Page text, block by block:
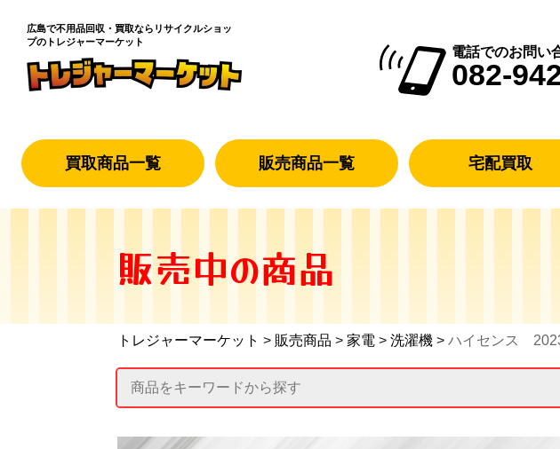
広島で不用品回収・買取なら リサイクルショッ
プのトレジャーマーケット
電話でのお問い
082-
買取商品一覧 販売商品一覧 宅配買取
販売中の商品
トレジャーマーケット > 販売商品 > 家電 > 洗濯機 > ハイセンス